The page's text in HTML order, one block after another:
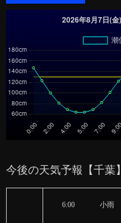
今後の天気予報【千葉】
6:00 小雨